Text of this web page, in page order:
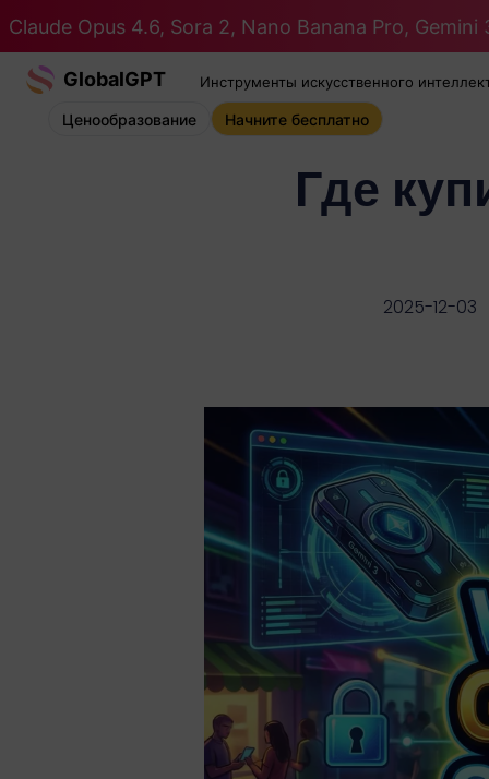
Claude Opus 4.6, Sora 2, Nano Banana Pro, Gemini
GlobalGPT Инструменты искусственного
Ценообразование Начните бесплатно
Где
2025-12-03